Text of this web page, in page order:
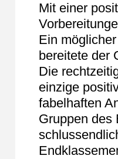
Mit einer
Ein
bereitete der
Die
einzige
fabelhaften
Gruppen des